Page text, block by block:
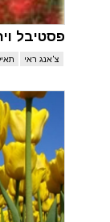
פסטיבל
צ'אנג ראי